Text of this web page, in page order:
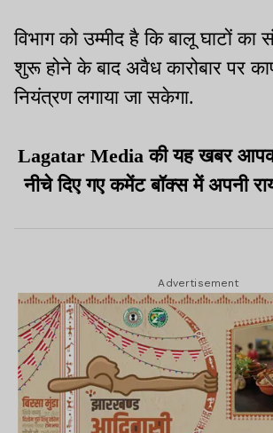
विभाग को उम्मीद है कि बालू घाटों
शुरू होने के बाद अवैध कारोबार पर
नियंत्रण लगाया जा सकेगा.
Lagatar Media की यह खबर
नीचे दिए गए कमेंट बॉक्स में अपनी
Advertisement